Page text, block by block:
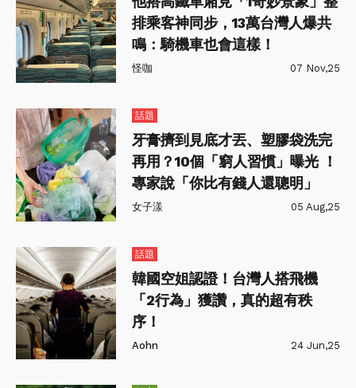
排乘客神同步，13萬台灣人爆共
鳴：騎機車也會這樣！
怪咖 07 Nov,25
話題
牙膏擠到見底才丟、塑膠袋洗完
再用？10個「窮人習慣」曝光 ！
專家說「你比有錢人還聰明」
女子漾 05 Aug,25
話題
韓國空姐認證！台灣人搭飛機
「2行為」獲讚，真的超有秩
序！
Aohn 24 Jun,25